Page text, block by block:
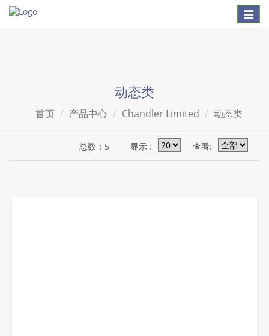
Toggle
动态类
首页 产品中心 Chandler Limited 动态类
查看:
显示 :
总数：5